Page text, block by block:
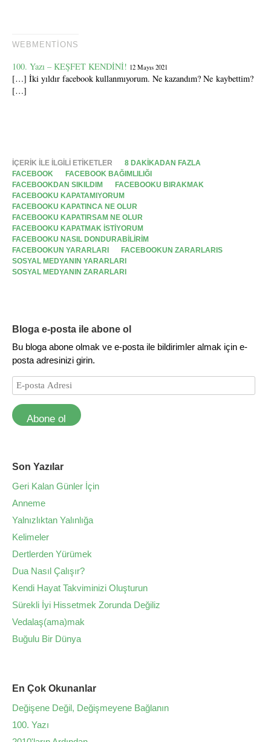
WEBMENTIONS
100. Yazı – KEŞFET KENDİNİ! 12 Mayıs 2021
[…] İki yıldır facebook kullanmıyorum. Ne kazandım? Ne kaybettim?
[…]
İÇERIK ILE ILGILI ETIKETLER
8 DAKIKADAN FAZLA
FACEBOOK
FACEBOOK BAĞIMLILIĞI
FACEBOOKDAN SIKILDIM
FACEBOOKU BIRAKMAK
FACEBOOKU KAPATAMIYORUM
FACEBOOKU KAPATINCA NE OLUR
FACEBOOKU KAPATIRSAM NE OLUR
FACEBOOKU KAPATMAK ISTIYORUM
FACEBOOKU NASIL DONDURABILIRIM
FACEBOOKUN YARARLARI
FACEBOOKUN ZARARLARIS
SOSYAL MEDYANIN YARARLARI
SOSYAL MEDYANIN ZARARLARI
Bloga e-posta ile abone ol
Bu bloga abone olmak ve e-posta ile bildirimler almak için e-
posta adresinizi girin.
Abone ol
Son Yazılar
Geri Kalan Günler İçin
Anneme
Yalnızlıktan Yalınlığa
Kelimeler
Dertlerden Yürümek
Dua Nasıl Çalışır?
Kendi Hayat Takviminizi Oluşturun
Sürekli İyi Hissetmek Zorunda Değiliz
Vedalaş(ama)mak
Buğulu Bir Dünya
En Çok Okunanlar
Değişene Değil, Değişmeyene Bağlanın
100. Yazı